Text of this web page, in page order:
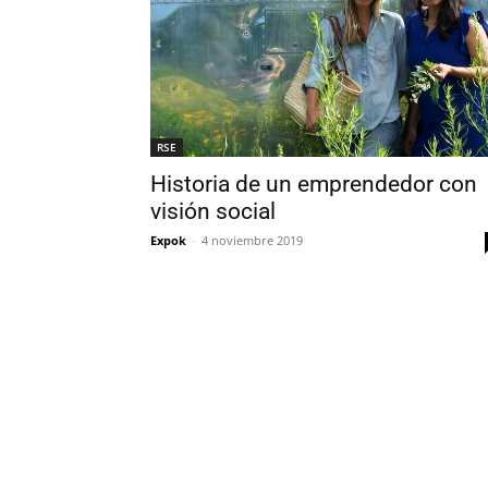
RSE
Historia de un emprendedor con
visión social
Expok - 4 noviembre 2019